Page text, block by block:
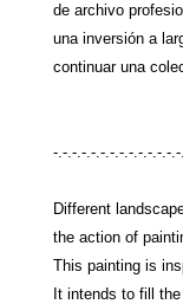
de archivo
una inversión a
continuar una
-.-.-.-.-.-.-.-.-.-.-.-.-
Different
the action of
This painting is
It intends to fill